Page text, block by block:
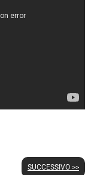
SUCCESSIVO >>